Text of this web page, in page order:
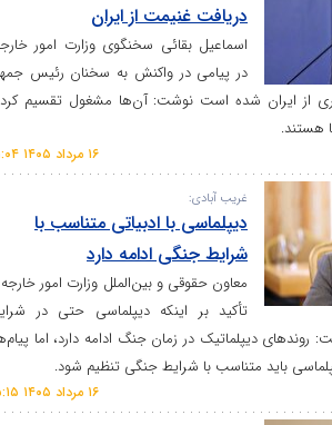
غنیمت از ایران
بقائی سخنگوی وزارت امور خارجه،
در پیامی در واکنش به سخنان رئیس جمهور
است نوشت: آن‌ها مشغول تقسیم کردن
دیپلماسی با ادبیاتی متناسب با
جنگی ادامه دارد
حقوقی و بین‌الملل وزارت امور خارجه با
بر اینکه دیپلماسی حتی در شرایط
در زمان جنگ ادامه دارد، اما پیام‌ها،
با شرایط جنگی تنظیم شود.